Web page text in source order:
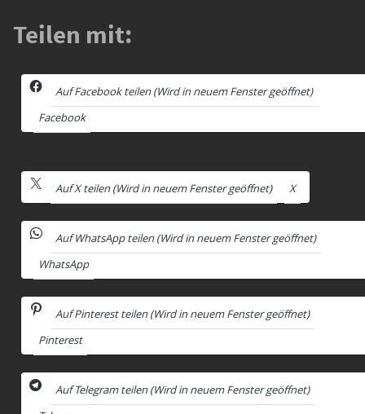
Teilen mit:
Auf Facebook teilen (Wird in neuem Fenster geöffnet)
Facebook
Auf X teilen (Wird in neuem Fenster geöffnet) X
Auf WhatsApp teilen (Wird in neuem Fenster geöffnet)
WhatsApp
Auf Pinterest teilen (Wird in neuem Fenster geöffnet)
Pinterest
Auf Telegram teilen (Wird in neuem Fenster geöffnet)